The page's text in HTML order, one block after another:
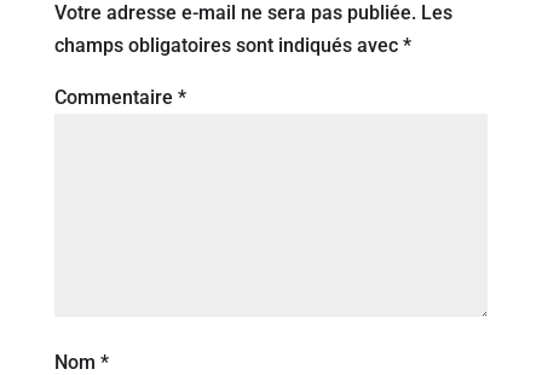
Votre adresse e-mail ne sera pas publiée. Les
champs obligatoires sont indiqués avec *
Commentaire *
Nom *